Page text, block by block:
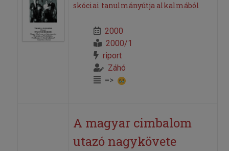
skóciai tanulmányútja alkalmából
2000
2000/1
riport
Záhó
=>
A magyar cimbalom
utazó nagykövete